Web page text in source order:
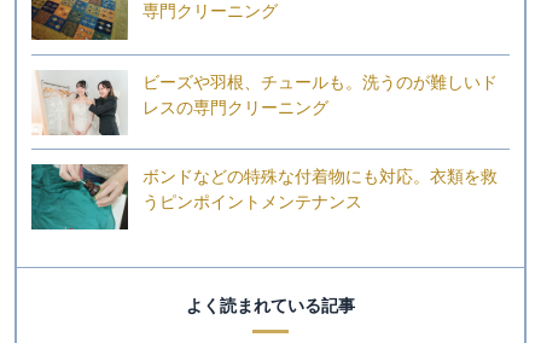
専門クリーニング
ビーズや羽根、チュールも。洗うのが難しいド
レスの専門クリーニング
ボンドなどの特殊な付着物にも対応。衣類を救
うピンポイントメンテナンス
よく読まれている記事